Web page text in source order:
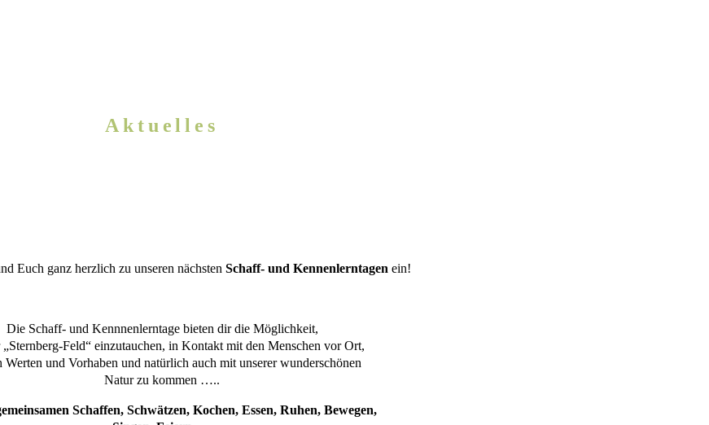
Aktuelles
Euch ganz herzlich zu unseren nächsten Schaff- und Kennenlerntagen ein!
Die Schaff- und Kennnenlerntage bieten dir die Möglichkeit,
„Sternberg-Feld“ einzutauchen, in Kontakt mit den Menschen vor Ort,
Werten und Vorhaben und natürlich auch mit unserer wunderschönen
Natur zu kommen …..
Schaffen, Schwätzen, Kochen, Essen, Ruhen, Bewegen,